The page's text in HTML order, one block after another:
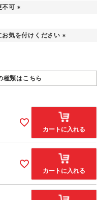
不可
須
気を付けください
種類はこちら
カートに入れる
カートに入れる